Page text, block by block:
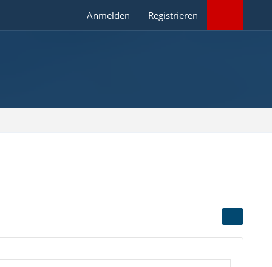
Anmelden Registrieren